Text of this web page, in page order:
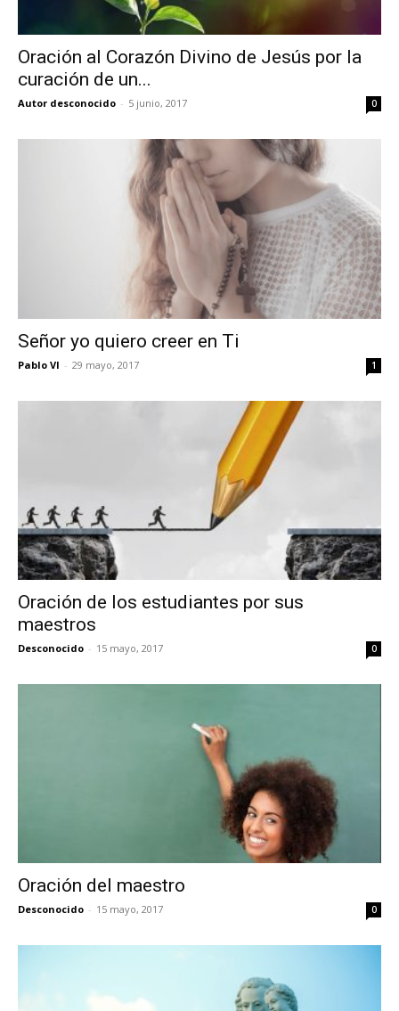
Oración al Corazón Divino de Jesús por la
curación de un...
Autor desconocido - 5 junio, 2017 0
Señor yo quiero creer en Ti
Pablo VI - 29 mayo, 2017 1
Oración de los estudiantes por sus
maestros
Desconocido - 15 mayo, 2017 0
Oración del maestro
Desconocido - 15 mayo, 2017 0